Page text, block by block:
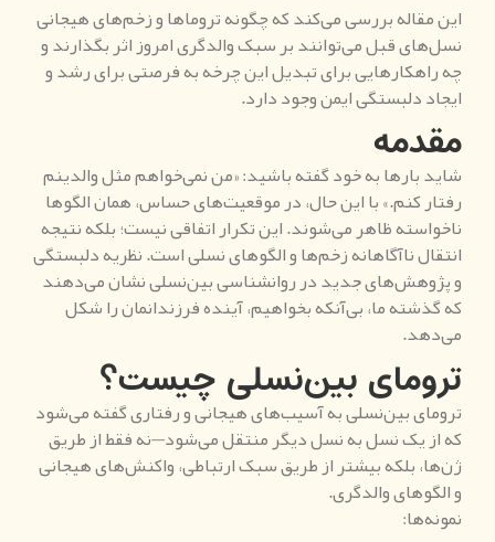
این مقاله بررسی می‌کند که چگونه تروماها و زخم‌های هیجانی
نسل‌های قبل می‌توانند بر سبک والدگری امروز اثر بگذارند و
چه راهکارهایی برای تبدیل این چرخه به فرصتی برای رشد و
ایجاد دلبستگی ایمن وجود دارد.
مقدمه
شاید بارها به خود گفته باشید: «من نمی‌خواهم مثل والدینم
رفتار کنم.» با این حال، در موقعیت‌های حساس، همان الگوها
ناخواسته ظاهر می‌شوند. این تکرار اتفاقی نیست؛ بلکه نتیجه
انتقال ناآگاهانه زخم‌ها و الگوهای نسلی است. نظریه دلبستگی
و پژوهش‌های جدید در روانشناسی بین‌نسلی نشان می‌دهند
که گذشته ما، بی‌آنکه بخواهیم، آینده فرزندانمان را شکل
می‌دهد.
ترومای بین‌نسلی چیست؟
ترومای بین‌نسلی به آسیب‌های هیجانی و رفتاری گفته می‌شود
که از یک نسل به نسل دیگر منتقل می‌شود—نه فقط از طریق
ژن‌ها، بلکه بیشتر از طریق سبک ارتباطی، واکنش‌های هیجانی
و الگوهای والدگری.
نمونه‌ها: